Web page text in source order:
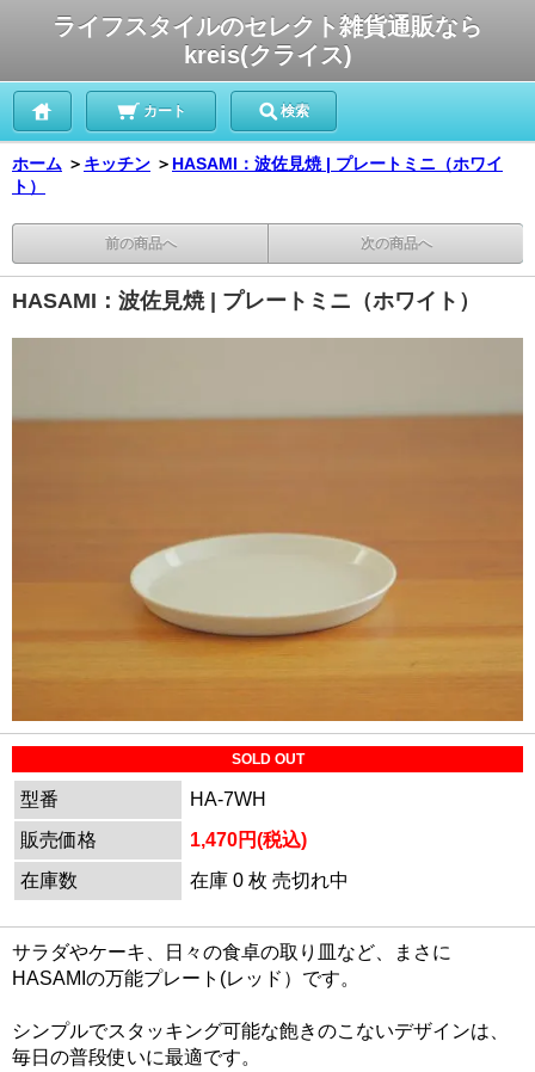
ライフスタイルのセレクト雑貨通販なら
kreis(クライス)
カート 検索
ホーム ＞ キッチン ＞ HASAMI：波佐見焼 | プレートミニ（ホワイ
ト）
前の商品へ 次の商品へ
HASAMI：波佐見焼 | プレートミニ（ホワイト）
SOLD OUT
型番
HA-7WH
販売価格
1,470円(税込)
在庫数
在庫 0 枚 売切れ中
サラダやケーキ、日々の食卓の取り皿など、まさに
HASAMIの万能プレート(レッド）です。
シンプルでスタッキング可能な飽きのこないデザインは、
毎日の普段使いに最適です。